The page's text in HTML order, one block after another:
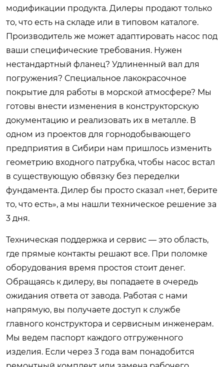
модификации продукта. Дилеры продают только
то, что есть на складе или в типовом каталоге.
Производитель же может адаптировать насос под
ваши специфические требования. Нужен
нестандартный фланец? Удлиненный вал для
погружения? Специальное лакокрасочное
покрытие для работы в морской атмосфере? Мы
готовы внести изменения в конструкторскую
документацию и реализовать их в металле. В
одном из проектов для горнодобывающего
предприятия в Сибири нам пришлось изменить
геометрию входного патрубка, чтобы насос встал
в существующую обвязку без переделки
фундамента. Дилер бы просто сказал «нет, берите
то, что есть», а мы нашли техническое решение за
3 дня.
Техническая поддержка и сервис — это область,
где прямые контакты решают все. При поломке
оборудования время простоя стоит денег.
Обращаясь к дилеру, вы попадаете в очередь
ожидания ответа от завода. Работая с нами
напрямую, вы получаете доступ к службе
главного конструктора и сервисным инженерам.
Мы ведем паспорт каждого отгруженного
изделия. Если через 3 года вам понадобится